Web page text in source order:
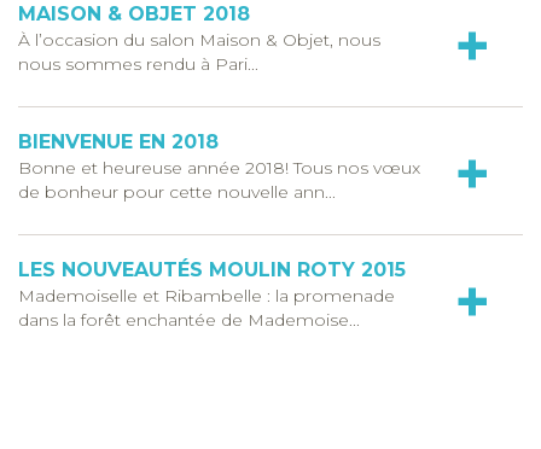
MAISON & OBJET 2018
À l’occasion du salon Maison & Objet, nous
nous sommes rendu à Pari...
+
BIENVENUE EN 2018
Bonne et heureuse année 2018! Tous nos vœux
de bonheur pour cette nouvelle ann...
+
LES NOUVEAUTÉS MOULIN ROTY 2015
Mademoiselle et Ribambelle : la promenade
dans la forêt enchantée de Mademoise...
+